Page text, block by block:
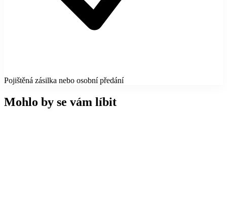
Pojištěná zásilka nebo osobní předání
Mohlo by se vám líbit